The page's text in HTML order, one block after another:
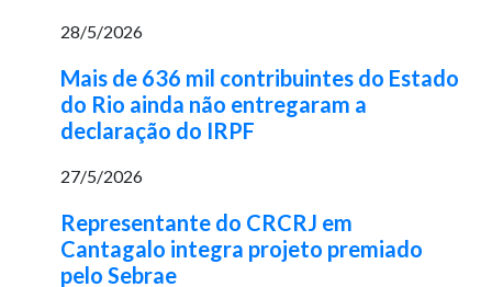
28/5/2026
Mais de 636 mil contribuintes do Estado
do Rio ainda não entregaram a
declaração do IRPF
27/5/2026
Representante do CRCRJ em
Cantagalo integra projeto premiado
pelo Sebrae